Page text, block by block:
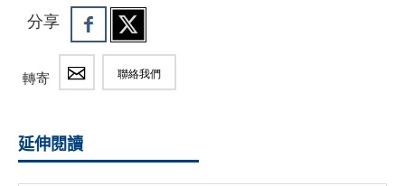
分享
轉寄 聯絡我們
延伸閱讀